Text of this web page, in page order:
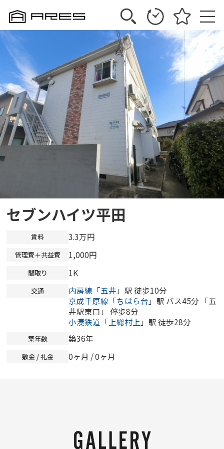
セブンハイツ平田
賃料 3.3万円
管理費＋共益費 1,000円
間取り 1K
交通 内房線 「五井 」駅 徒歩10分
京成千原線 「ちはら台 」駅 バス45分 「五
井駅東口」 停歩8分
小湊鉄道 「上総村上 」駅 徒歩28分
築年数 築36年
敷金 / 礼金 0ヶ月 /0ヶ月